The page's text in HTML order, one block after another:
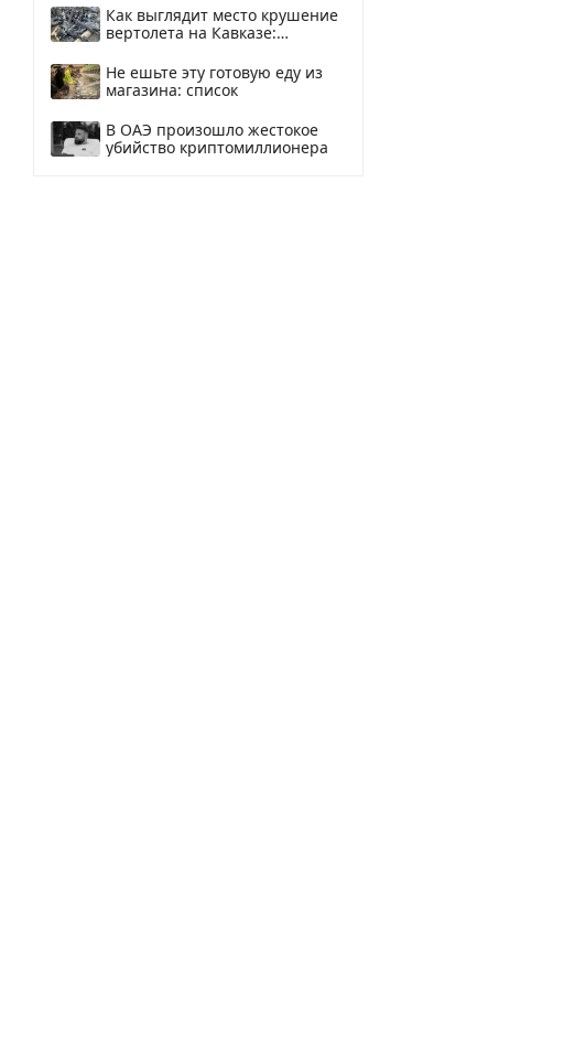
Как выглядит место крушение
вертолета на Кавказе:
Не ешьте эту готовую еду из
магазина: список
В ОАЭ произошло жестокое
убийство криптомиллионера